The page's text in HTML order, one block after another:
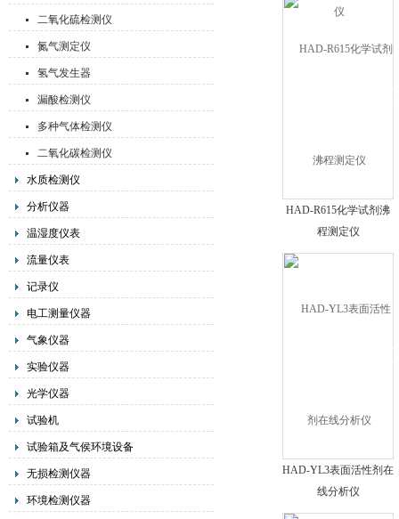
二氧化硫检测仪
氮气测定仪
氢气发生器
漏酸检测仪
多种气体检测仪
二氧化碳检测仪
水质检测仪
分析仪器
温湿度仪表
流量仪表
记录仪
电工测量仪器
气象仪器
实验仪器
光学仪器
试验机
试验箱及气侯环境设备
无损检测仪器
环境检测仪器
HAD-R615化学试剂沸
程测定仪
HAD-YL3表面活性剂在
线分析仪